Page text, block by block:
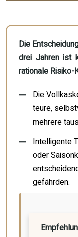
Die
drei Jahren ist
rationale
Die
teure,
mehrere
Intelligente
oder
gefährden.